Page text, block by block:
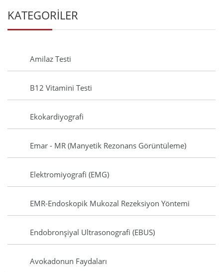
KATEGORİLER
Amilaz Testi
B12 Vitamini Testi
Ekokardiyografi
Emar - MR (Manyetik Rezonans Görüntüleme)
Elektromiyografi (EMG)
EMR-Endoskopik Mukozal Rezeksiyon Yöntemi
Endobronşiyal Ultrasonografi (EBUS)
Avokadonun Faydaları